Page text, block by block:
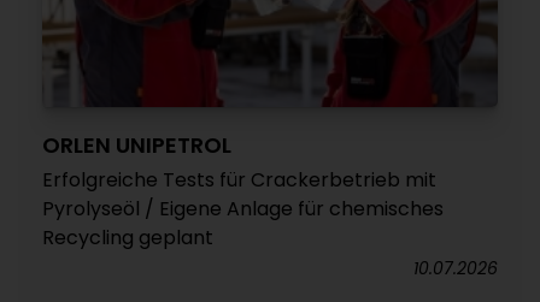
ORLEN UNIPETROL
Erfolgreiche Tests für Crackerbetrieb mit
Pyrolyseöl / Eigene Anlage für chemisches
Recycling geplant
10.07.2026